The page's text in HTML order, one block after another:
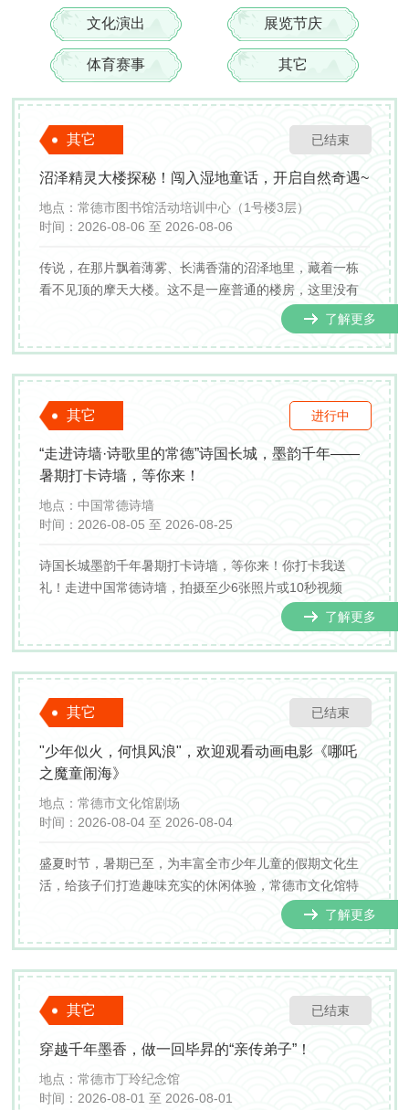
27 28 29 30
31
5 6
10
11 12 13
14
17
24
25 26 27
28
31
1 2 3
文化演出 展览节庆
体育赛事 其它
已结束
其它
沼泽精灵大楼探秘！闯入湿地童话，开启自然奇遇~
地点： 常德市图书馆活动培训中心（1号楼3层）
时间： 2026-08-06 至 2026-08-06
传说，在那片飘着薄雾、长满香蒲的沼泽地里，藏着一栋
看不见顶的摩天大楼。这不是一座普通的楼房，这里没有
电梯，只有盘旋而上的水草楼梯；这里的每一层，都住着
一位身怀绝技的“沼泽精灵”。现在，这栋神秘大楼已敞开大
门，向每一位热爱自然、心怀好奇的大小朋友开放！不用
奔...
了解更多
进行中
其它
“走进诗墙·诗歌里的常德”诗国长城，墨韵千年——
暑期打卡诗墙，等你来！
地点： 中国常德诗墙
时间： 2026-08-05 至 2026-08-25
诗国长城墨韵千年暑期打卡诗墙，等你来！你打卡我送
礼！走进中国常德诗墙，拍摄至少6张照片或10秒视频
了解更多
已结束
其它
"少年似火，何惧风浪"，欢迎观看动画电影《哪吒
之魔童闹海》
地点： 常德市文化馆剧场
时间： 2026-08-04 至 2026-08-04
盛夏时节，暑期已至，为丰富全市少年儿童的假期文化生
活，给孩子们打造趣味充实的休闲体验，常德市文化馆特
推出暑期公益观影专场。本次放映国产热门动画影片《哪
吒之魔童闹海》，活动免费面向市民开放，诚挚欢迎各位
家长陪同小朋友走进文化馆，沉浸式感受精彩的动画故
事，共度...
了解更多
已结束
其它
穿越千年墨香，做一回毕昇的“亲传弟子”！
地点： 常德市丁玲纪念馆
时间： 2026-08-01 至 2026-08-01